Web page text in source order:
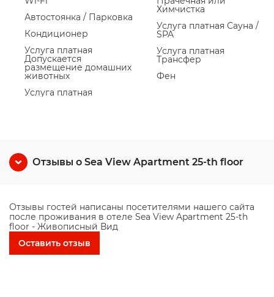
Автостоянка / Парковка
Кондиционер
Услуга платная
Допускается
размещение домашних
животных
Услуга платная
Химчистка
Услуга платная Сауна /
SPA
Услуга платная
Трансфер
Фен
Отзывы о Sea View Apartment 25-th floor
Отзывы гостей написаны посетителями нашего сайта
после проживания в отеле Sea View Apartment 25-th
floor - Живописный Вид
Оставить отзыв